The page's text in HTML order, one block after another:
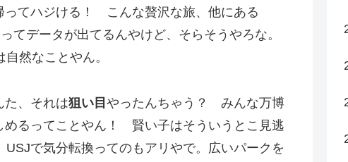
ってハジける！ こんな贅沢な旅、他にある
データが出てるんやけど、そらそうやろな。
然なことやん。
、それは狙い目 やったんちゃう？ みんな万博
めるってことやん！ 賢い子はそういうとこ見逃
で気分転換ってのもアリやで。広いパークを